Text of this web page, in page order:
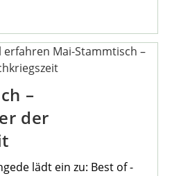
–
der
lädt ein zu: Best of -